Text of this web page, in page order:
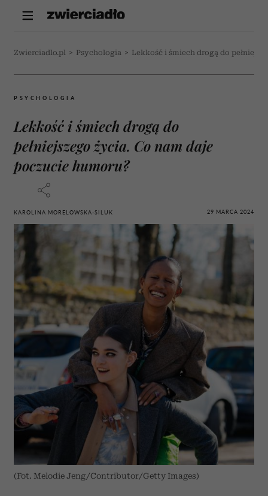
Zwierciadlo.pl > Psychologia > Lekkość i śmiech drogą do
PSYCHOLOGIA
Lekkość i śmiech drogą do
pełniejszego życia. Co nam daje
poczucie humoru?
KAROLINA MORELOWSKA-SILUK 29 MARCA 2024
(Fot. Melodie Jeng/Contributor/Getty Images)